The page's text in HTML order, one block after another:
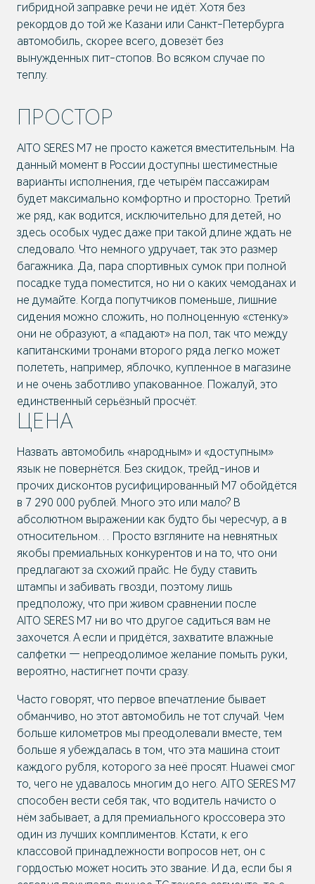
гибридной заправке речи не идёт. Хотя без
рекордов до той же Казани или Санкт-Петербурга
автомобиль, скорее всего, довезёт без
вынужденных пит-стопов. Во всяком случае по
теплу.
ПРОСТОР
AITO SERES M7 не просто кажется вместительным. На
данный момент в России доступны шестиместные
варианты исполнения, где четырём пассажирам
будет максимально комфортно и просторно. Третий
же ряд, как водится, исключительно для детей, но
здесь особых чудес даже при такой длине ждать не
следовало. Что немного удручает, так это размер
багажника. Да, пара спортивных сумок при полной
посадке туда поместится, но ни о каких чемоданах и
не думайте. Когда попутчиков поменьше, лишние
сидения можно сложить, но полноценную «стенку»
они не образуют, а «падают» на пол, так что между
капитанскими тронами второго ряда легко может
полететь, например, яблочко, купленное в магазине
и не очень заботливо упакованное. Пожалуй, это
единственный серьёзный просчёт.
ЦЕНА
Назвать автомобиль «народным» и «доступным»
язык не повернётся. Без скидок, трейд-инов и
прочих дисконтов русифицированный М7 обойдётся
в 7 290 000 рублей. Много это или мало? В
абсолютном выражении как будто бы чересчур, а в
относительном… Просто взгляните на невнятных
якобы премиальных конкурентов и на то, что они
предлагают за схожий прайс. Не буду ставить
штампы и забивать гвозди, поэтому лишь
предположу, что при живом сравнении после
AITO SERES M7 ни во что другое садиться вам не
захочется. А если и придётся, захватите влажные
салфетки — непреодолимое желание помыть руки,
вероятно, настигнет почти сразу.
Часто говорят, что первое впечатление бывает
обманчиво, но этот автомобиль не тот случай. Чем
больше километров мы преодолевали вместе, тем
больше я убеждалась в том, что эта машина стоит
каждого рубля, которого за неё просят. Huawei смог
то, чего не удавалось многим до него. AITO SERES M7
способен вести себя так, что водитель начисто о
нём забывает, а для премиального кроссовера это
один из лучших комплиментов. Кстати, к его
классовой принадлежности вопросов нет, он с
гордостью может носить это звание. И да, если бы я